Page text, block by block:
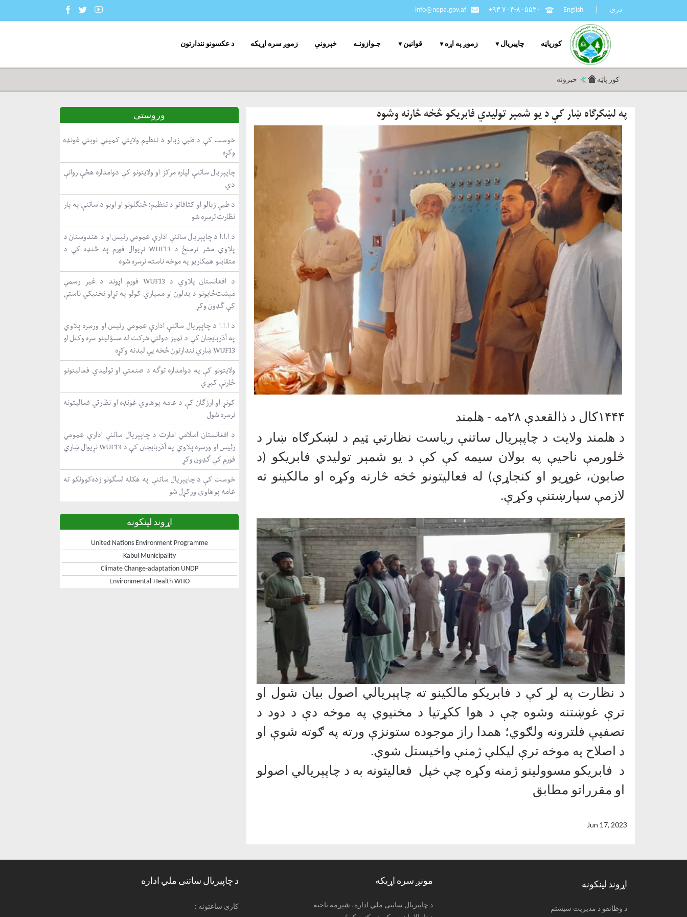
info@nepa.gov.af +۹۳ ۷۰۴-۸۰۵۵۳۰ English دری
د عکسونو نندارتون زموږ سره اړیکه خپرونې جـوازونـه قوانین زموږ په اړه چاپيریال کورپاڼه
خبرونه کور پاڼه
وروستی
خوست کې د طبي زبالو د تنظیم ولایتي کمیټې نوبتي غونډه
وکړه
چاپېریال ساتنې لپاره مرکز او ولایتونو کې دوامداره هڅې روانې
دي
د طبي زبالو او کثافاتو د تنظیم؛ ځنګلونو او اوبو د ساتنې په پار
نظارت ترسره شو
د ا.ا.ا د چاپېریال ساتنې ادارې عمومي رئیس او د هندوستان د
پلاوي مشر ترمنځ د WUF13 نړیوال فورم په څنډه کې د
متقابلو همکاریو په موخه ناسته ترسره شوه
د افغانستان پلاوي د WUF13 فورم اړوند د غیر رسمي
مېشت‌ځایونو د بدلون او معیاري کولو په تړاو تخنیکي ناستې
کې ګډون وکړ
د ا.ا.ا د چاپېریال ساتنې ادارې عمومي رئیس او ورسره پلاوي
په آذربایجان کې د تمیز دولتي شرکت له مسؤلینو سره وکتل او
WUF13 ښاري نندارتون څخه یي لیدنه وکړه
ولایتونو کې په دوامداره توګه د صنعتي او تولیدي فعالیتونو
څارنې کیږي
کونړ او ارزګان کې د عامه پوهاوي غونډه او نظارتي فعالیتونه
ترسره شول
د افغانستان اسلامي امارت د چاپېریال ساتنې ادارې عمومي
رئیس او ورسره پلاوي په آذربایجان کې د WUF13 نړیوال ښاري
فورم کې ګډون وکړ
خوست کې د چاپېریال ساتنې په هکله لسګونو زده‌کوونکو ته
عامه پوهاوی ورکړل شو
اړوند لینکونه
United Nations Environment Programme
Kabul Municipality
Climate Change-adaptation UNDP
Environmental-Health WHO
په لښکرګاه ښار کې د یو شمېر تولیدي فابریکو څخه څارنه وشوه
۱۴۴۴ کال د ذالقعدې ۲۸مه - هلمند
د هلمند ولایت د چاپېریال ساتنې ریاست نظارتي ټیم د لښکرګاه ښار د
څلورمې ناحیې په بولان سیمه کې کې د یو شمېر تولیدي فابریکو (د
صابون، غوړیو او کنجاړې) له فعالیتونو څخه څارنه وکړه او مالکینو ته
لازمې سپارښتنې وکړې.
د نظارت په لړ کې د فابریکو مالکینو ته چاپېریالي اصول بیان شول او
ترې غوښتنه وشوه چې د هوا ککړتیا د مخنیوي په موخه دې د دود د
تصفیې فلترونه ولګوي؛ همدا راز موجوده ستونزې ورته په ګوته شوې او
د اصلاح په موخه ترې لیکلې ژمنې واخیستل شوې.
د فابريکو مسوولينو ژمنه وکړه چې خپل فعالیتونه به د چاپېریالي اصولو
او مقرراتو مطابق
Jun 17, 2023
د چاپیریال ساتنی ملي اداره
: کاری ساعتونه
مونږ سره اړیکه
د چاپیریال ساتنی ملي اداره، شپږمه ناحیه
اړوند لینکونه
د وظائفو د مدیریت سیستم